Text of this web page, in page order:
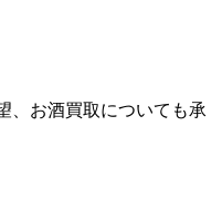
、お酒買取についても承